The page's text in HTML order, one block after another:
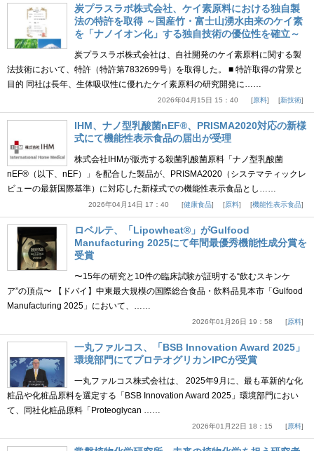
炭プラスラボ株式会社、ケイ素原料における独自製
法の特許を取得 ～国産竹・富士山湧水由来のケイ素
を「ナノイオン化」する独自技術の優位性を確立～
炭プラスラボ株式会社は、自社開発のケイ素原料に関する製
法技術において、特許（特許第7832699号）を取得した。 ■ 特許取得の背景と
目的 同社は長年、生体吸収性に優れたケイ素原料の研究開発に……
2026年04月15日 15：40 原料 新技術
IHM、ナノ型乳酸菌nEF®、PRISMA2020対応の新様
式にて機能性表示食品の届出が受理
株式会社IHMが販売する殺菌乳酸菌原料「ナノ型乳酸菌
nEF®（以下、nEF）」を配合した製品が、PRISMA2020（システマティックレ
ビューの最新国際基準）に対応した新様式での機能性表示食品とし……
2026年04月14日 17：40 健康食品 原料 機能性表示食品
ロベルテ、「Lipowheat®」がGulfood
Manufacturing 2025にて年間最優秀機能性成分賞を
受賞
〜15年の研究と10件の臨床試験が証明する“飲むスキンケ
ア”の頂点〜 【ドバイ】中東最大規模の国際総合食品・飲料品見本市「Gulfood
Manufacturing 2025」において、……
2026年01月26日 19：58 原料
一丸ファルコス、「BSB Innovation Award 2025」
環境部門にてプロテオグリカンIPCが受賞
一丸ファルコス株式会社は、 2025年9月に、最も革新的な化
粧品や化粧品原料を選定する「BSB Innovation Award 2025」環境部門におい
て、同社化粧品原料「Proteoglycan ……
2026年01月22日 18：15 原料